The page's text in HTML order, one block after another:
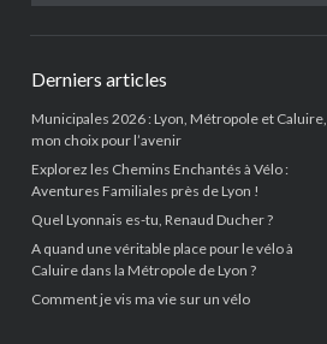
Derniers articles
Municipales 2026 : Lyon, Métropole et Caluire,
mon choix pour l’avenir
Explorez les Chemins Enchantés à Vélo :
Aventures Familiales près de Lyon !
Quel Lyonnais es-tu, Renaud Ducher ?
A quand une véritable place pour le vélo à
Caluire dans la Métropole de Lyon ?
Comment je vis ma vie sur un vélo